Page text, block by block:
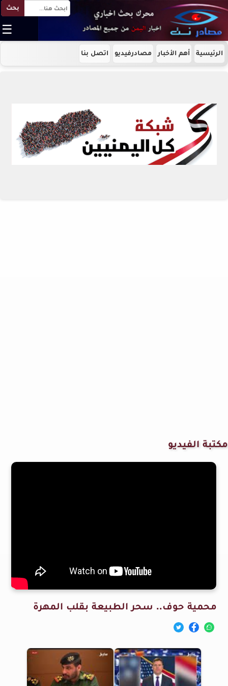
بحث
☰
الرئيسية أهم الأخبار مصادرفيديو اتصل بنا
مكتبة الفيديو
محمية حوف.. سحر الطبيعة بقلب المهرة